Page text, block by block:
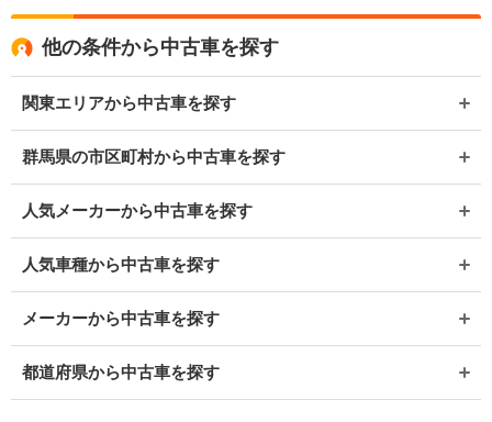
他の条件から中古車を探す
関東エリアから中古車を探す
群馬県の市区町村から中古車を探す
人気メーカーから中古車を探す
人気車種から中古車を探す
メーカーから中古車を探す
都道府県から中古車を探す